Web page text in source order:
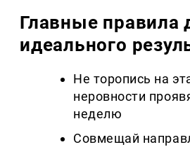
Главные правила
идеального
Не торопись на
неровности
неделю
Совмещай